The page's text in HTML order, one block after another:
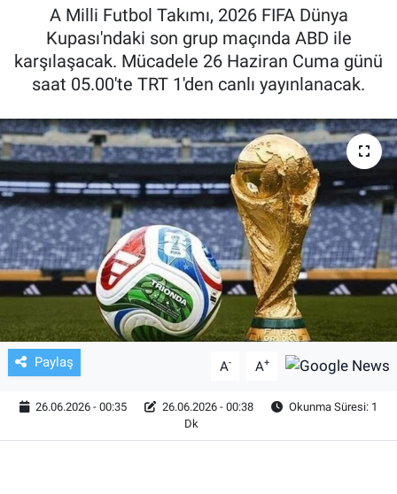
A Milli Futbol Takımı, 2026 FIFA Dünya
Kupası'ndaki son grup maçında ABD ile
karşılaşacak. Mücadele 26 Haziran Cuma günü
saat 05.00'te TRT 1'den canlı yayınlanacak.
Paylaş A- A+
26.06.2026 - 00:35 26.06.2026 - 00:38
Okunma Süresi: 1
Dk
1461 TRABZON
FUTBOL
TV VE SİNEMA
BASKETBOL
SAĞLIK
GENEL
KÜLTÜR SANAT
Haber Arşivi